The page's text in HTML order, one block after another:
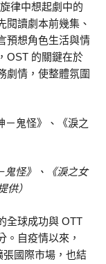
律中想起劇中的
閱讀劇本前幾集、
預想角色生活與情
OST 的關鍵在於
劇情，使整體氛圍
鬼怪》、《淚之女
供）
全球成功與 OTT
。自疫情以來，
張國際市場，也結